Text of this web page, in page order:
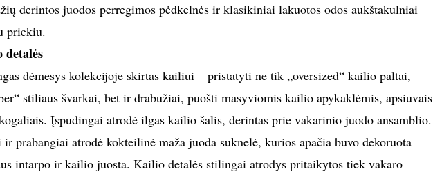
derintos juodos perregimos pėdkelnės ir klasikiniai lakuotos odos aukštakulniai
priekiu.
dėmesys kolekcijoje skirtas kailiui – pristatyti ne tik „oversized“ kailio paltai,
stiliaus švarkai, bet ir drabužiai, puošti masyviomis kailio apykaklėmis, apsiuvais
Įspūdingai atrodė ilgas kailio šalis, derintas prie vakarinio juodo ansamblio.
ir prabangiai atrodė kokteilinė maža juoda suknelė, kurios apačia buvo dekoruota
intarpo ir kailio juosta. Kailio detalės stilingai atrodys pritaikytos tiek vakaro